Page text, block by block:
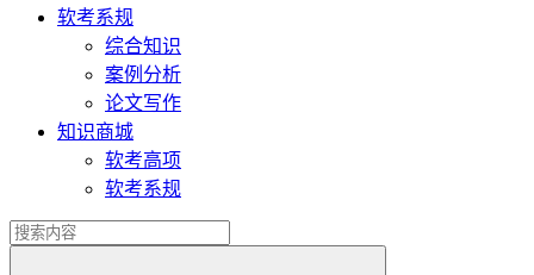
软考系规
综合知识
案例分析
论文写作
知识商城
软考高项
软考系规